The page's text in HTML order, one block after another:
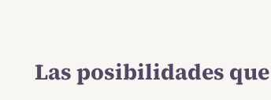
Las posibilidades